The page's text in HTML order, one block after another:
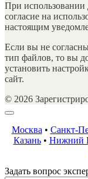
При использовании
согласие на
настоящим
Если вы не
тип файлов, то вы
установить
сайт.
© 2026
Москва • Санкт-
Казань• Нижний
Задать вопрос